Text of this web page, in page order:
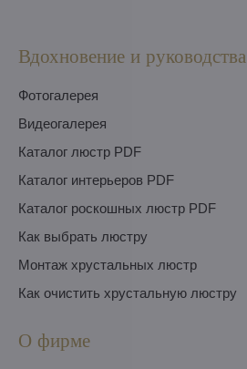
Вдохновение и руководства
Фотогалерея
Видеогалерея
Каталог люстр PDF
Каталог интерьеров PDF
Каталог роскошных люстр PDF
Как выбрать люстру
Монтаж хрустальных люстр
Как очистить хрустальную люстру
О фирме